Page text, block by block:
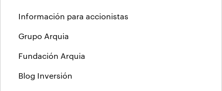
Información para accionistas
Grupo Arquia
Fundación Arquia
Blog Inversión